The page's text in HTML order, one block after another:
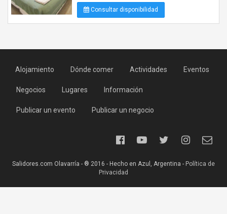
Consultar disponibilidad
Alojamiento Dónde comer Actividades Eventos
Negocios Lugares Información
Publicar un evento Publicar un negocio
Salidores.com Olavarría - ® 2016 - Hecho en Azul, Argentina - Política de
Privacidad